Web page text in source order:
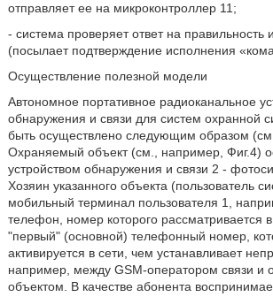
отправляет ее на микроконтроллер 11;
- система проверяет ответ на правильность
(посылает подтверждение исполнения
Осуществление полезной модели
Автономное портативное радиоканальное
обнаружения и связи для систем охранной
быть осуществлено следующим образом (см.
Охраняемый объект (см., например, Фиг.4)
устройством обнаружения и связи 2 -
Хозяин указанного объекта (пользователь
мобильный терминал пользователя 1,
телефон, номер которого рассматривается
"первый" (основной) телефонный номер,
активируется в сети, чем устанавливает
например, между GSM-оператором связи и
объектом. В качестве абонента